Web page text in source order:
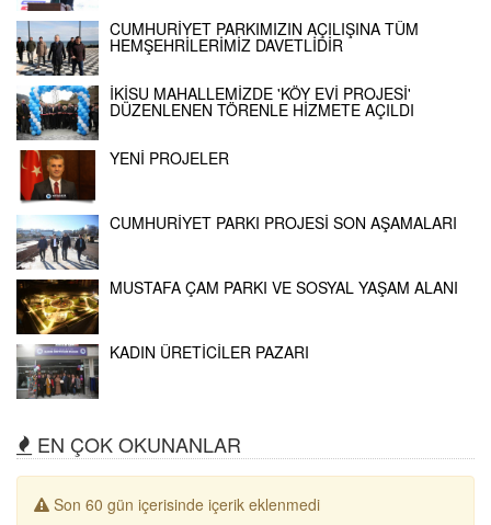
CUMHURİYET PARKIMIZIN AÇILIŞINA TÜM
HEMŞEHRİLERİMİZ DAVETLİDİR
İKİSU MAHALLEMİZDE 'KÖY EVİ PROJESİ'
DÜZENLENEN TÖRENLE HİZMETE AÇILDI
YENİ PROJELER
CUMHURİYET PARKI PROJESİ SON AŞAMALARI
MUSTAFA ÇAM PARKI VE SOSYAL YAŞAM ALANI
KADIN ÜRETİCİLER PAZARI
EN ÇOK OKUNANLAR
Son 60 gün içerisinde içerik eklenmedi